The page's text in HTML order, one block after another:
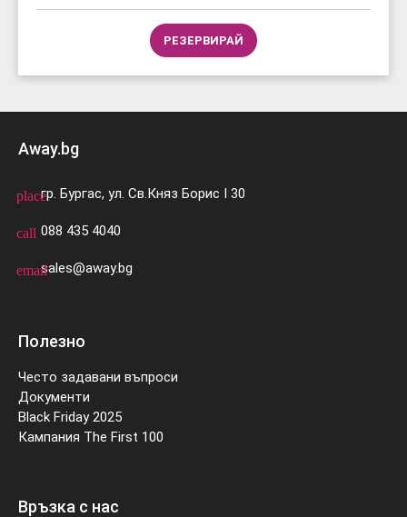
РЕЗЕРВИРАЙ
Away.bg
placeгр. Бургас, ул. Св.Княз Борис I 30
call 088 435 4040
emailsales@away.bg
Полезно
Често задавани въпроси
Документи
Black Friday 2025
Кампания The First 100
Връзка с нас